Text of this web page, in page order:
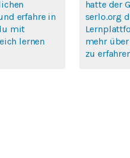
erfahre in
mit
lernen
hatte der
serlo.org
mehr
zu